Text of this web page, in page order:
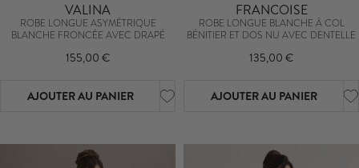
VALINA
ROBE LONGUE ASYMÉTRIQUE
BLANCHE FRONCÉE AVEC DRAPÉ
155,00 €
AJOUTER AU PANIER
FRANCOISE
ROBE LONGUE BLANCHE À COL
BÉNITIER ET DOS NU AVEC DENTELLE
135,00 €
AJOUTER AU PANIER